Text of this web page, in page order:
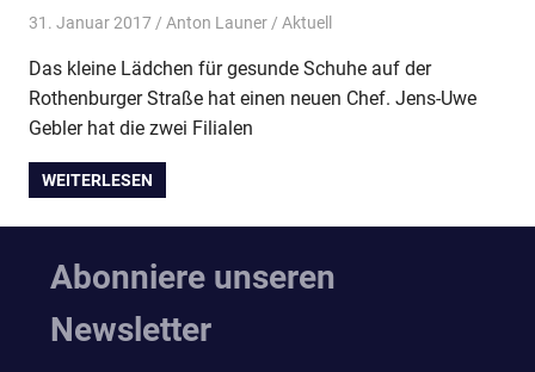
31. Januar 2017 Anton Launer Aktuell
Das kleine Lädchen für gesunde Schuhe auf der
Rothenburger Straße hat einen neuen Chef. Jens-Uwe
Gebler hat die zwei Filialen
WEITERLESEN
Abonniere unseren
Newsletter